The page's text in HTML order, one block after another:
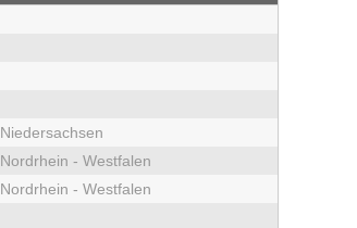
Niedersachsen
Nordrhein - Westfalen
Nordrhein - Westfalen